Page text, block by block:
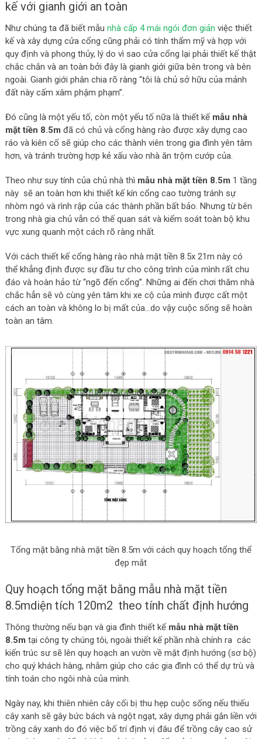
kế với gianh giới an toàn
Như chúng ta đã biết mẫu nhà cấp 4 mái ngói đơn giản việc thiết
kế và xây dựng cửa cổng cũng phải có tính thẩm mỹ và hợp với
quy định và phong thủy, lý do vì sao cửa cổng lại phải thiết kế thật
chắc chắn và an toàn bởi đây là gianh giới giữa bên trong và bên
ngoài. Gianh giới phân chia rõ ràng “tôi là chủ sở hữu của mảnh
đất này cấm xâm phậm phạm”.
Đó cũng là một yếu tố, còn một yếu tố nữa là thiết kế mẫu nhà
mặt tiền 8.5m đã có chủ và cổng hàng rào được xây dựng cao
ráo và kiên cố sẽ giúp cho các thành viên trong gia đình yên tâm
hơn, và tránh trường hợp kẻ xấu vào nhà ăn trộm cướp của.
Theo như suy tính của chủ nhà thì mẫu nhà mặt tiền 8.5m 1 tầng
này sẽ an toàn hơn khi thiết kế kín cổng cao tường tránh sự
nhòm ngó và rình rập của các thành phần bất bảo. Nhưng từ bên
trong nhà gia chủ vẫn có thế quan sát và kiểm soát toàn bộ khu
vực xung quanh một cách rõ ràng nhất.
Với cách thiết kế cổng hàng rào nhà mặt tiền 8.5x 21m này có
thể khẳng định được sự đầu tư cho công trình của mình rất chu
đáo và hoàn hảo từ “ngõ đến cổng”. Những ai đến chơi thăm nhà
chắc hẳn sẽ vô cùng yên tâm khi xe cộ của mình được cất một
cách an toàn và không lo bị mất của…do vậy cuộc sống sẽ hoàn
toàn an tâm.
Tổng mặt bằng nhà mặt tiền 8.5m với cách quy hoạch tổng thể
đẹp mắt
Quy hoạch tổng mặt bằng mẫu nhà mặt tiền
8.5mdiện tích 120m2 theo tính chất định hướng
Thông thường nếu bạn và gia đình thiết kế mẫu nhà mặt tiền
8.5m tại công ty chúng tôi, ngoài thiết kế phần nhà chính ra các
kiến trúc sư sẽ lên quy hoạch an vườn về mặt định hướng (sơ bộ)
cho quý khách hàng, nhằm giúp cho các gia đình có thể dự trù và
tính toán cho ngôi nhà của mình.
Ngày nay, khi thiên nhiên cây cối bị thu hẹp cuộc sống nếu thiếu
cây xanh sẽ gây bức bách và ngột ngạt, xây dựng phải gắn liền với
trồng cây xanh do đó việc bố trí định vị đâu để trồng cây cao sử